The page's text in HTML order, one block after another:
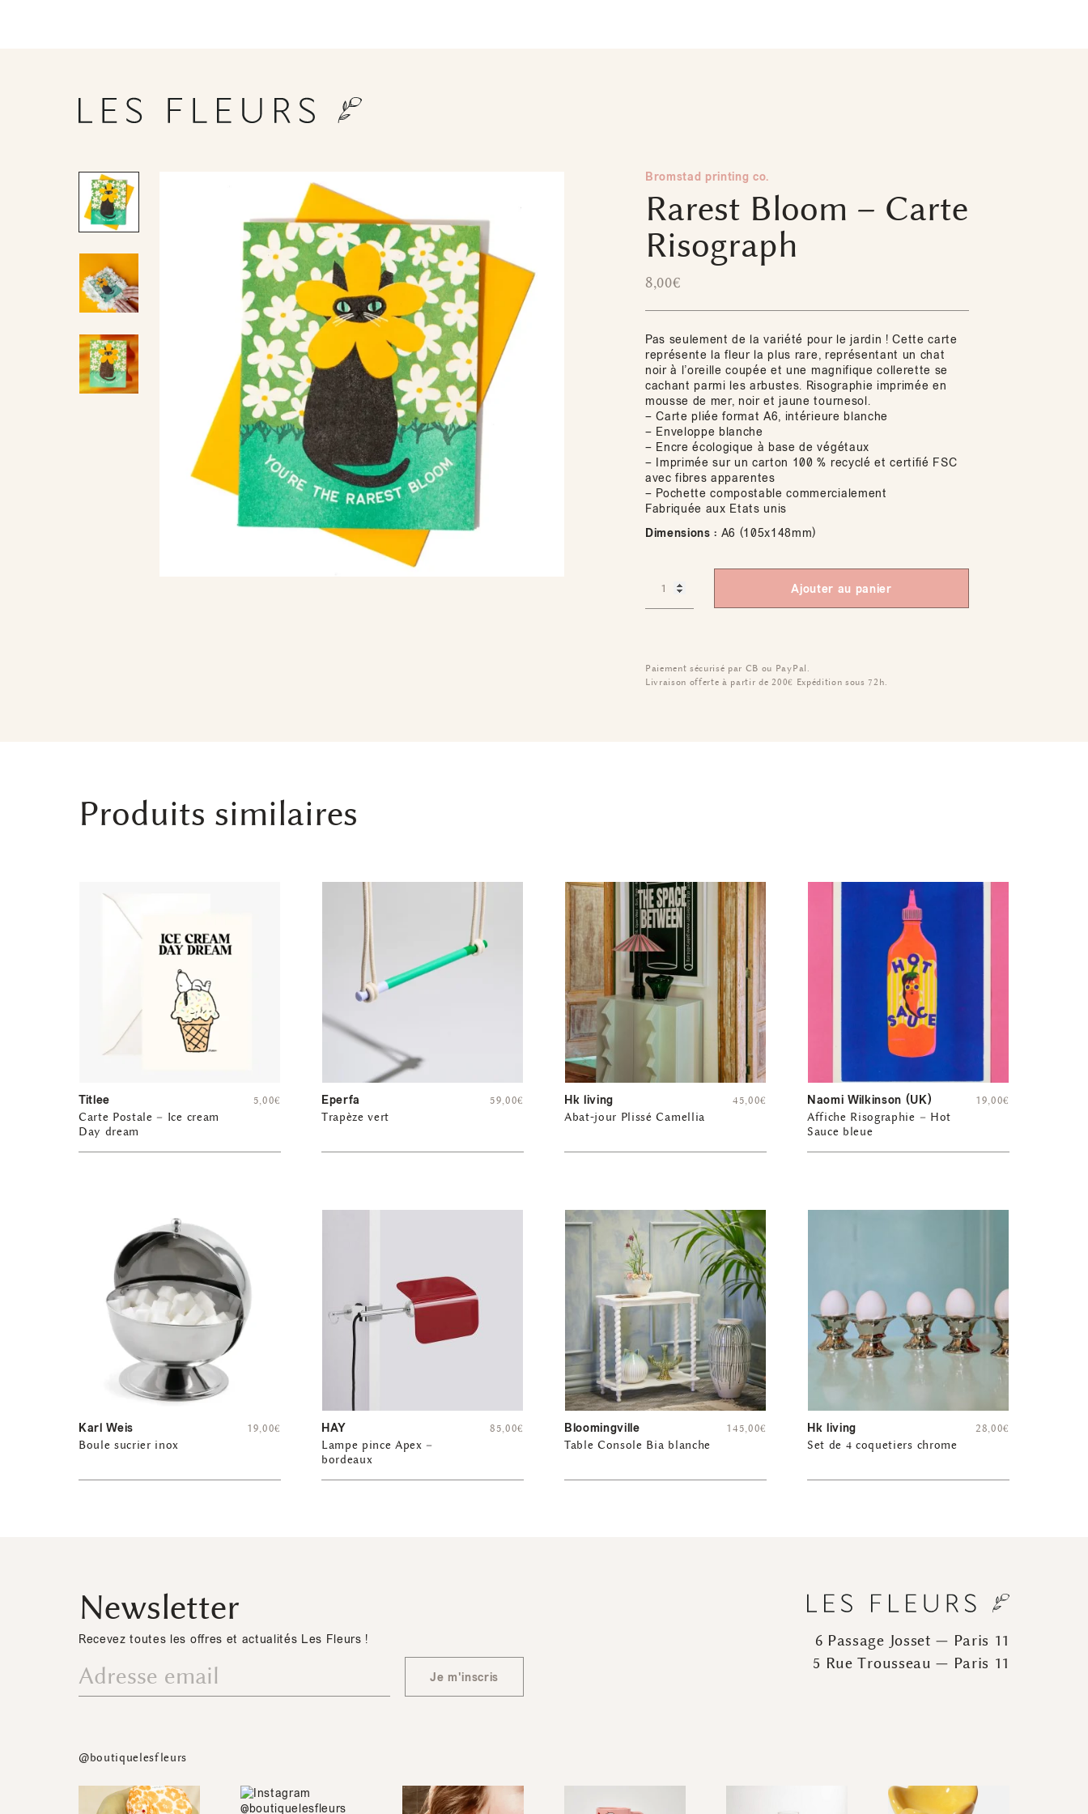
Bromstad printing co.
Rarest Bloom – Carte
Risograph
8,00€
Pas seulement de la variété pour le jardin ! Cette carte
représente la fleur la plus rare, représentant un chat
noir à l’oreille coupée et une magnifique collerette se
cachant parmi les arbustes. Risographie imprimée en
mousse de mer, noir et jaune tournesol.
– Carte pliée format A6, intérieure blanche
– Enveloppe blanche
– Encre écologique à base de végétaux
– Imprimée sur un carton 100 % recyclé et certifié FSC
avec fibres apparentes
– Pochette compostable commercialement
Fabriquée aux Etats unis
Dimensions : A6 (105x148mm)
Ajouter au panier
Paiement sécurisé par CB ou PayPal.
Livraison offerte à partir de 200€ Expédition sous 72h.
Produits similaires
Titlee
Carte Postale – Ice cream
Day dream
5,00€ Eperfa
Trapèze vert
59,00€ Hk living
Abat-jour Plissé Camellia
45,00€ Naomi Wilkinson (UK)
Affiche Risographie – Hot
Sauce bleue
19,00€
Karl Weis
Boule sucrier inox
19,00€ HAY
Lampe pince Apex –
bordeaux
85,00€ Bloomingville
Table Console Bia blanche
145,00€ Hk living
Set de 4 coquetiers chrome
28,00€
Newsletter
Recevez toutes les offres et actualités Les Fleurs !
Je m'inscris
6 Passage Josset — Paris 11
5 Rue Trousseau — Paris 11
@boutiquelesfleurs